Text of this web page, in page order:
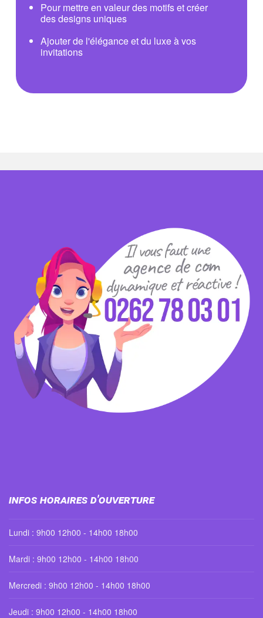
Pour mettre en valeur des motifs et créer
des designs uniques
Ajouter de l'élégance et du luxe à vos
invitations
Infos horaires d'ouverture
Lundi : 9h00 12h00 - 14h00 18h00
Mardi : 9h00 12h00 - 14h00 18h00
Mercredi : 9h00 12h00 - 14h00 18h00
Jeudi : 9h00 12h00 - 14h00 18h00